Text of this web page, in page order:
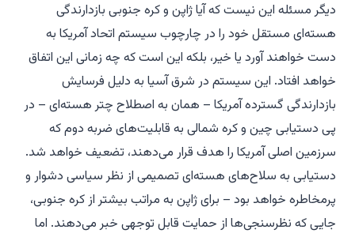
دیگر مسئله این نیست که آیا ژاپن و کره جنوبی بازدارندگی
هسته‌ای مستقل خود را در چارچوب سیستم اتحاد آمریکا به
دست خواهند آورد یا خیر، بلکه این است که چه زمانی این اتفاق
خواهد افتاد. این سیستم در شرق آسیا به دلیل فرسایش
بازدارندگی گسترده آمریکا – همان به اصطلاح چتر هسته‌ای – در
پی دستیابی چین و کره شمالی به قابلیت‌های ضربه دوم که
سرزمین اصلی آمریکا را هدف قرار می‌دهند، تضعیف خواهد شد.
دستیابی به سلاح‌های هسته‌ای تصمیمی از نظر سیاسی دشوار و
پرمخاطره خواهد بود – برای ژاپن به مراتب بیشتر از کره جنوبی،
جایی که نظرسنجی‌ها از حمایت قابل توجهی خبر می‌دهند. اما